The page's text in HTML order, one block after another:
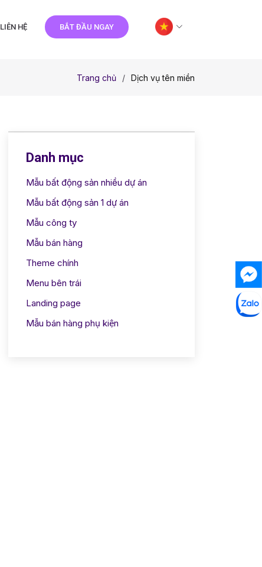
LIÊN HỆ BẮT ĐẦU NGAY
Trang chủ Dịch vụ tên miền
Danh mục
Mẫu bất động sản nhiều dự án
Mẫu bất động sản 1 dự án
Mẫu công ty
Mẫu bán hàng
Theme chính
Menu bên trái
Landing page
Mẫu bán hàng phụ kiện